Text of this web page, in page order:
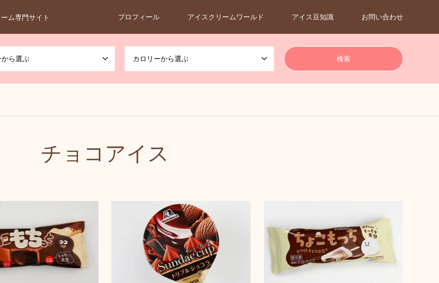
ム専門サイト プロフィール アイスクリームワールド アイス豆知識 お問い合わせ
から選ぶ カロリーから選ぶ
チョコアイス